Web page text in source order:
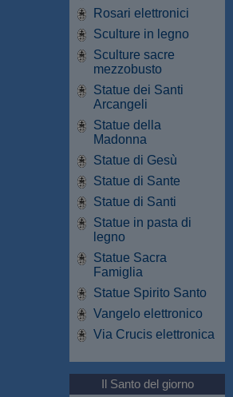
Rosari elettronici
Sculture in legno
Sculture sacre
mezzobusto
Statue dei Santi
Arcangeli
Statue della
Madonna
Statue di Gesù
Statue di Sante
Statue di Santi
Statue in pasta di
legno
Statue Sacra
Famiglia
Statue Spirito Santo
Vangelo elettronico
Via Crucis elettronica
Il Santo del giorno